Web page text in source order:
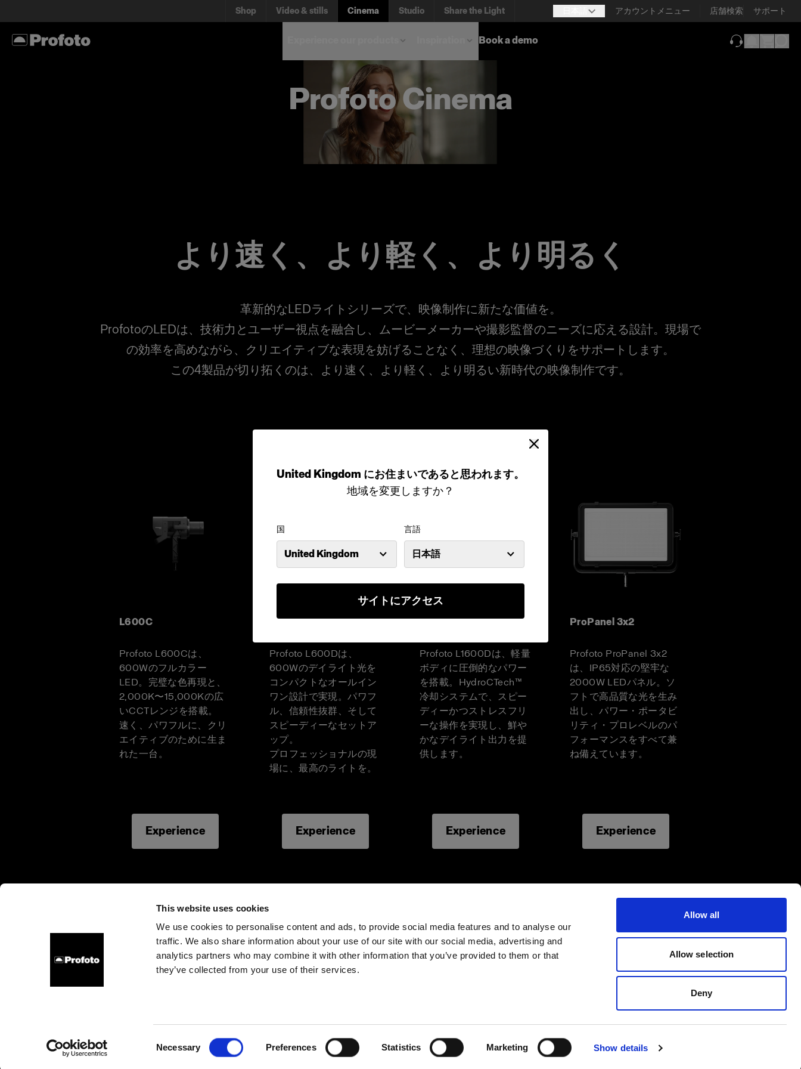
This website uses cookies
We use cookies to personalise content and ads, to provide social media features and to analyse our
traffic. We also share information about your use of our site with our social media, advertising and
analytics partners who may combine it with other information that you’ve provided to them or that
they’ve collected from your use of their services.
Necessary Preferences Statistics Marketing Show details
Allow all
Allow selection
Deny
United Kingdom にお住まいであると思われます。
地域を変更しますか？
国
United Kingdom
言語
日本語
サイトにアクセス
Shop Video & stills Cinema Studio Share the Light アカウントメニュー 店舗検索 サポート
Book a demo
Profoto Cinema
より速く、より軽く、より明るく
革新的なLEDライトシリーズで、映像制作に新たな価値を。
ProfotoのLEDは、技術力とユーザー視点を融合し、ムービーメーカーや撮影監督のニーズに応える設計。現場で
の効率を高めながら、クリエイティブな表現を妨げることなく、理想の映像づくりをサポートします。
この4製品が切り拓くのは、より速く、より軽く、より明るい新時代の映像制作です。
L600C
Profoto L600Cは、
600Wのフルカラー
LED。完璧な色再現と、
2,000K〜15,000Kの広
いCCTレンジを搭載。
速く、パワフルに、クリ
エイティブのために生ま
れた一台。
L600D
Profoto L600Dは、
600Wのデイライト光を
コンパクトなオールイン
ワン設計で実現。パワフ
ル、信頼性抜群、そして
スピーディーなセットア
ップ。
プロフェッショナルの現
場に、最高のライトを。
L1600D
Profoto L1600Dは、軽量
ボディに圧倒的なパワー
を搭載。HydroCTech™
冷却システムで、スピー
ディーかつストレスフリ
ーな操作を実現し、鮮や
かなデイライト出力を提
供します。
ProPanel 3x2
Profoto ProPanel 3x2
は、IP65対応の堅牢な
2000W LEDパネル。ソ
フトで高品質な光を生み
出し、パワー・ポータビ
リティ・プロレベルのパ
フォーマンスをすべて兼
ね備えています。
Experience Experience Experience Experience
Experience our LED lights
Support Careers Press Investors Share The Light
Copyright (C) 1968-2025 Profoto AB. All rights reserved.